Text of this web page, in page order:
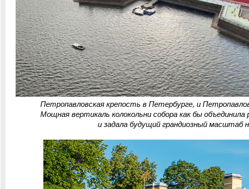
Петропавловская крепость в Петербурге, и
Мощная вертикаль колокольни собора как бы объединила
и задала будущий грандиозный масштаб